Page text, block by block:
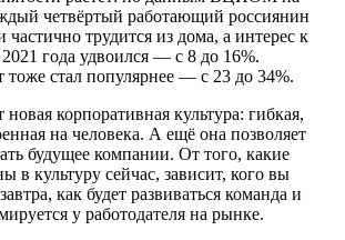
четвёртый работающий россиянин
трудится из дома, а интерес к
года удвоился — с 8 до 16%.
стал популярнее — с 23 до 34%.
корпоративная культура: гибкая,
на человека. А ещё она позволяет
будущее компании. От того, какие
в культуру сейчас, зависит, кого вы
как будет развиваться команда и
у работодателя на рынке.